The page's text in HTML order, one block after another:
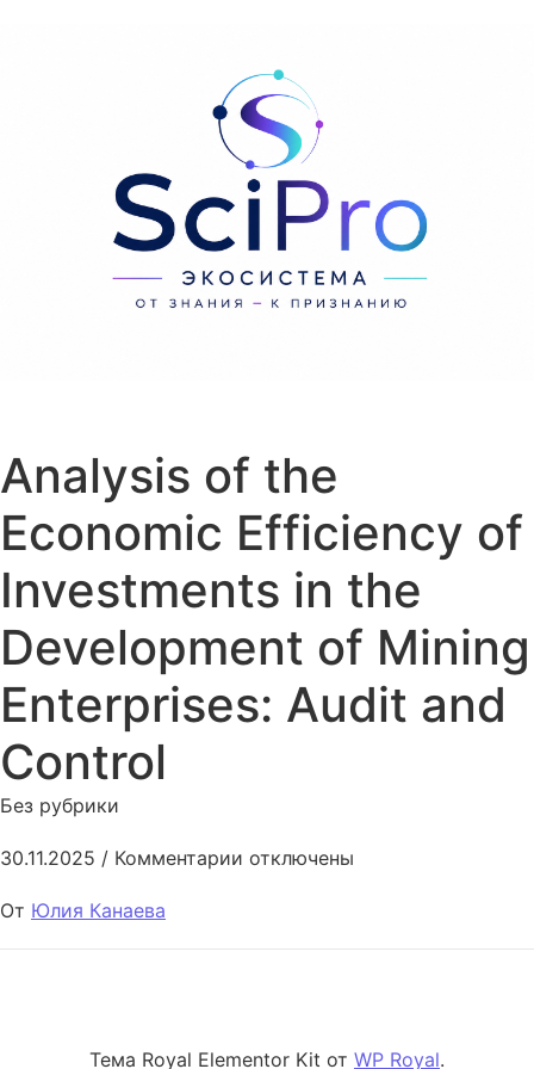
Analysis of the
Economic Efficiency of
Investments in the
Development of Mining
Enterprises: Audit and
Control
Без рубрики
30.11.2025 / Комментарии к записи Analysis of the
отключены
От Юлия Канаева
Тема Royal Elementor Kit от WP Royal.